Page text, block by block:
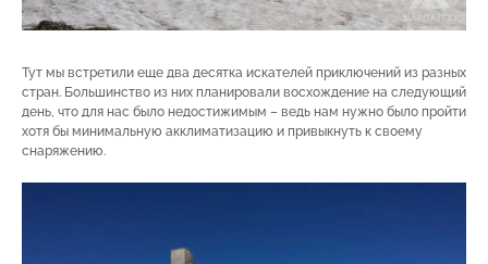
Тут мы встретили еще два десятка искателей приключений из разных
стран. Большинство из них планировали восхождение на следующий
день, что для нас было недостижимым – ведь нам нужно было пройти
хотя бы минимальную акклиматизацию и привыкнуть к своему
снаряжению.